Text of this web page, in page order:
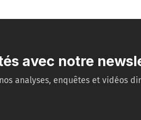
avec notre
analyses, enquêtes et vidéos